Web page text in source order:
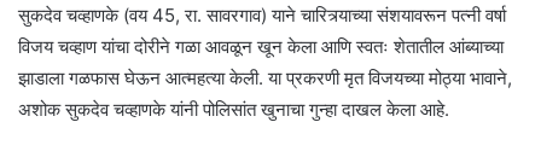
सुकदेव चव्हाणके (वय 45, रा. सावरगाव) याने चारित्र्याच्या संशयावरून पत्नी वर्षा
विजय चव्हाण यांचा दोरीने गळा आवळून खून केला आणि स्वतः शेतातील आंब्याच्या
झाडाला गळफास घेऊन आत्महत्या केली. या प्रकरणी मृत विजयच्या मोठ्या भावाने,
अशोक सुकदेव चव्हाणके यांनी पोलिसांत खुनाचा गुन्हा दाखल केला आहे.